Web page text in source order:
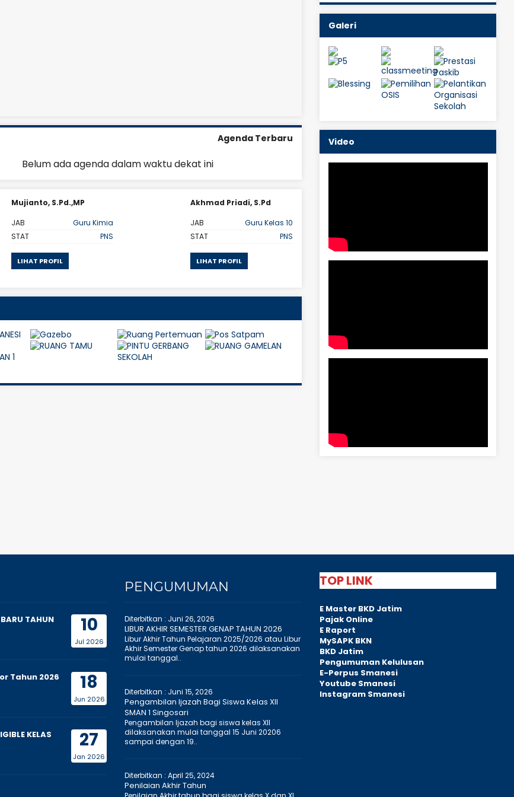
Agenda Terbaru
Belum ada agenda dalam waktu dekat ini
Mujianto, S.Pd.,MP
JAB
Guru Kimia
STAT
PNS
LIHAT PROFIL
Akhmad Priadi, S.Pd
JAB
Guru Kelas 10
STAT
PNS
LIHAT PROFIL LIHAT PROFIL
Galeri
Video
10
Jul 2026
TAHUN
18
Jun 2026
Tahun 2026
27
Jan 2026
KELAS
PENGUMUMAN
Diterbitkan : Juni 26, 2026
LIBUR AKHIR SEMESTER GENAP TAHUN 2026
Libur Akhir Tahun Pelajaran 2025/2026 atau Libur
Akhir Semester Genap tahun 2026 dilaksanakan
mulai tanggal..
Diterbitkan : Juni 15, 2026
Pengambilan Ijazah Bagi Siswa Kelas XII
SMAN 1 Singosari
Pengambilan Ijazah bagi siswa kelas XII
dilaksanakan mulai tanggal 15 Juni 20206
sampai dengan 19..
Diterbitkan : April 25, 2024
Penilaian Akhir Tahun
TOP LINK
E Master BKD Jatim
Pajak Online
E Raport
MySAPK BKN
BKD Jatim
Pengumuman Kelulusan
E-Perpus Smanesi
Youtube Smanesi
Instagram Smanesi